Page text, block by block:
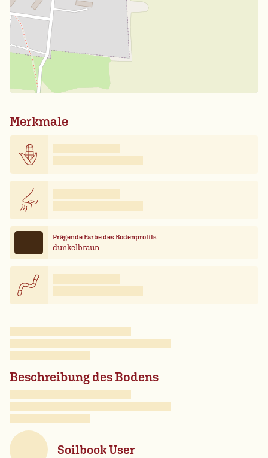
Merkmale
Prägende Farbe des Bodenprofils
dunkelbraun
Beschreibung des Bodens
Soilbook User